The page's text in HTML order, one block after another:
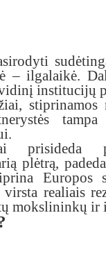
– ilgalaikė.
institucijų
stiprinamos
tampa
prisideda
plėtrą,
Europos
realiais
mokslininkų ir